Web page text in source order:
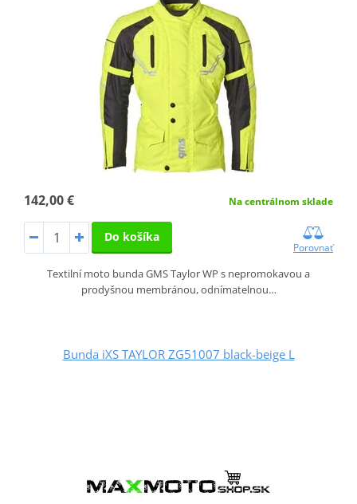
142,00 € Na centrálnom sklade
Do košíka
Porovnať
Textilní moto bunda GMS Taylor WP s nepromokavou a
prodyšnou membránou, odnímatelnou…
Bunda iXS TAYLOR ZG51007 black-beige L